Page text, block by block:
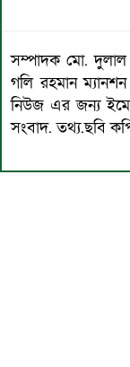
সম্পাদক মো. দুলাল
গলি রহমান
নিউজ এর জন্য
সংবাদ. তথ্য.ছবি